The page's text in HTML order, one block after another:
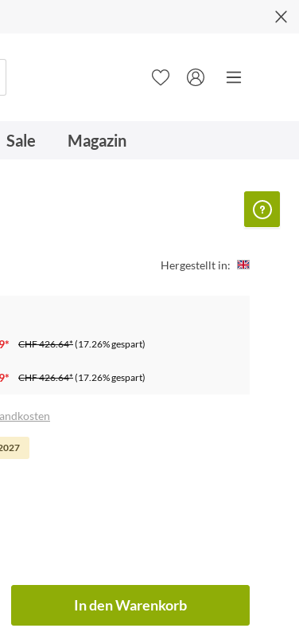
Sale Magazin
Hergestellt in:
CHF 426.64*(17.26% gespart)
CHF 426.64*(17.26% gespart)
In den Warenkorb